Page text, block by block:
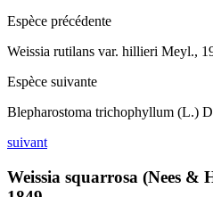
Espèce précédente
Weissia rutilans var. hillieri Meyl.,
Espèce suivante
Blepharostoma trichophyllum (L.)
suivant
Weissia squarrosa (Nees &